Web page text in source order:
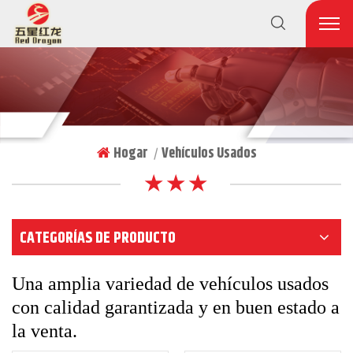
Hogar | Vehículos Usados
★ ★ ★
CATEGORÍAS DE PRODUCTO
Una amplia variedad de vehículos usados
con calidad garantizada y en buen estado a
la venta.